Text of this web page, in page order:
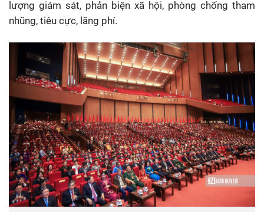
lượng giám sát, phản biện xã hội, phòng chống tham
nhũng, tiêu cực, lãng phí.